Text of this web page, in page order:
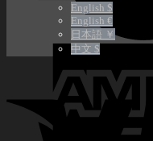
English $
English €
日本語 ￥
中文 $